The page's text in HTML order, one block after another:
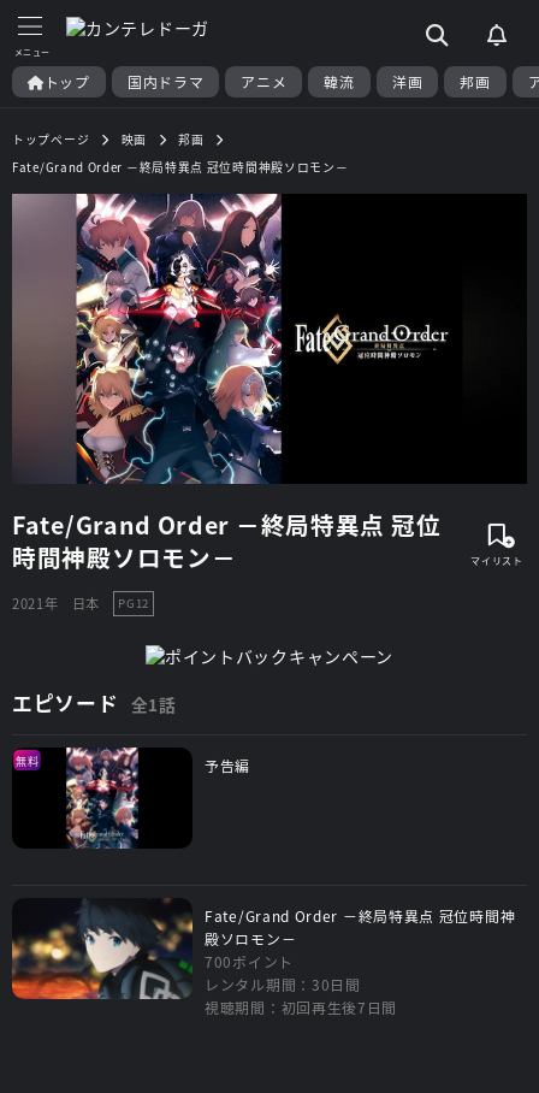
トップ 国内ドラマ アニメ 韓流 洋画 邦画
トップページ 映画
邦画
Fate/Grand Order －終局特異点 冠位時間神殿ソロモン－
Fate/Grand Order －終局特異点 冠位
時間神殿ソロモン－
2021年 日本 PG12
エピソード 全1話
無料 予告編
Fate/Grand Order －終局特異点 冠位時間神
殿ソロモン－
700ポイント
レンタル期間：30日間
視聴期間：初回再生後7日間